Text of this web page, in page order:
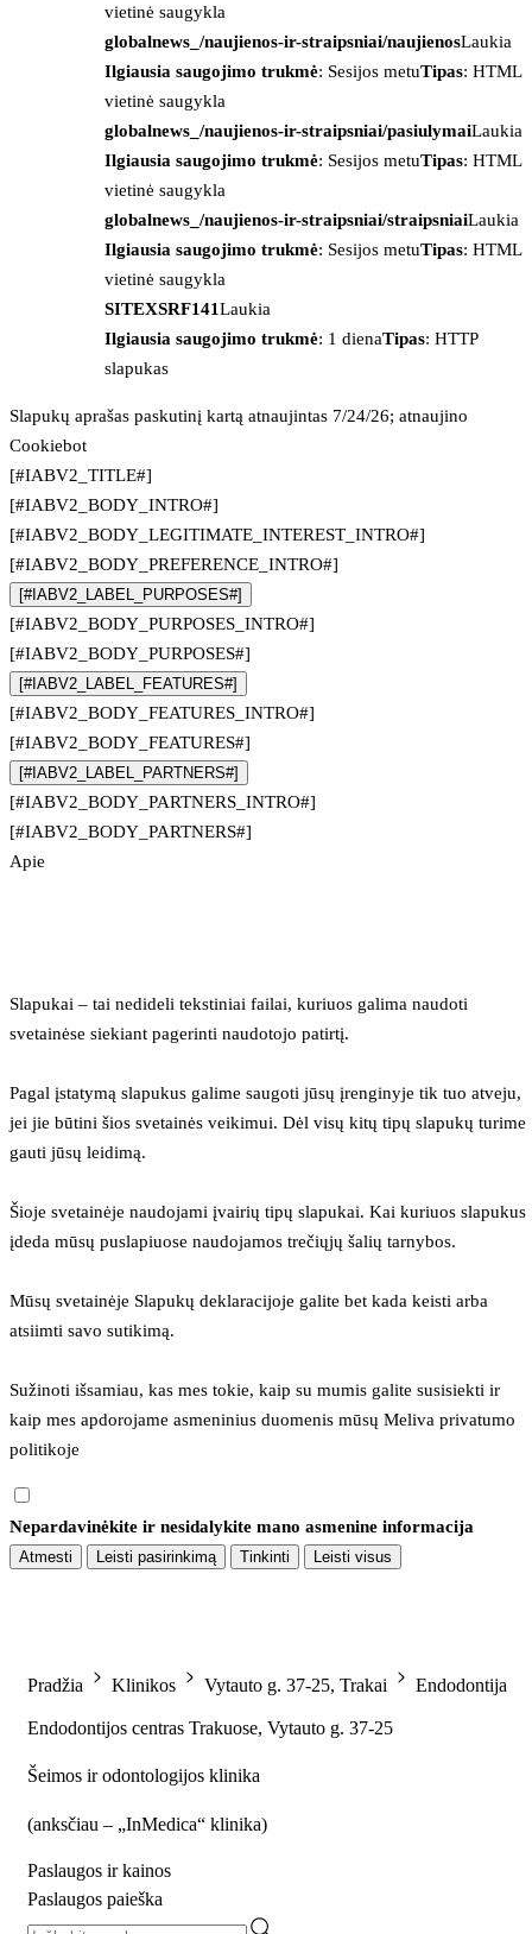
vietinė saugykla
globalnews_/naujienos-ir-straipsniai/naujienosLaukia
Ilgiausia saugojimo trukmė: Sesijos metuTipas: HTML
vietinė saugykla
globalnews_/naujienos-ir-straipsniai/pasiulymaiLaukia
Ilgiausia saugojimo trukmė: Sesijos metuTipas: HTML
vietinė saugykla
globalnews_/naujienos-ir-straipsniai/straipsniaiLaukia
Ilgiausia saugojimo trukmė: Sesijos metuTipas: HTML
vietinė saugykla
SITEXSRF141Laukia
Ilgiausia saugojimo trukmė: 1 dienaTipas: HTTP
slapukas
Slapukų aprašas paskutinį kartą atnaujintas 7/24/26; atnaujino
Cookiebot
[#IABV2_TITLE#]
[#IABV2_BODY_INTRO#]
[#IABV2_BODY_LEGITIMATE_INTEREST_INTRO#]
[#IABV2_BODY_PREFERENCE_INTRO#]
[#IABV2_LABEL_PURPOSES#]
[#IABV2_BODY_PURPOSES_INTRO#]
[#IABV2_BODY_PURPOSES#]
[#IABV2_LABEL_FEATURES#]
[#IABV2_BODY_FEATURES_INTRO#]
[#IABV2_BODY_FEATURES#]
[#IABV2_LABEL_PARTNERS#]
[#IABV2_BODY_PARTNERS_INTRO#]
[#IABV2_BODY_PARTNERS#]
Apie
Slapukai – tai nedideli tekstiniai failai, kuriuos galima naudoti
svetainėse siekiant pagerinti naudotojo patirtį.
Pagal įstatymą slapukus galime saugoti jūsų įrenginyje tik tuo atveju,
jei jie būtini šios svetainės veikimui. Dėl visų kitų tipų slapukų turime
gauti jūsų leidimą.
Šioje svetainėje naudojami įvairių tipų slapukai. Kai kuriuos slapukus
įdeda mūsų puslapiuose naudojamos trečiųjų šalių tarnybos.
Mūsų svetainėje Slapukų deklaracijoje galite bet kada keisti arba
atsiimti savo sutikimą.
Sužinoti išsamiau, kas mes tokie, kaip su mumis galite susisiekti ir
kaip mes apdorojame asmeninius duomenis mūsų Meliva privatumo
politikoje
Nepardavinėkite ir nesidalykite mano asmenine informacija
Atmesti Leisti pasirinkimą Tinkinti Leisti visus
Pradžia Klinikos Vytauto g. 37-25, Trakai Endodontija
Endodontijos centras Trakuose, Vytauto g. 37-25
Šeimos ir odontologijos klinika
(anksčiau – „InMedica“ klinika)
Paslaugos ir kainos
Paslaugos paieška